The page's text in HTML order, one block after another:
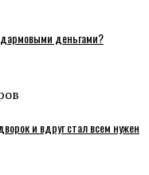
дармовыми деньгами?
и вдруг стал всем нужен